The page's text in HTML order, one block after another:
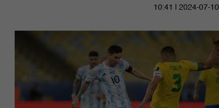
10:41 | 2024-07-10